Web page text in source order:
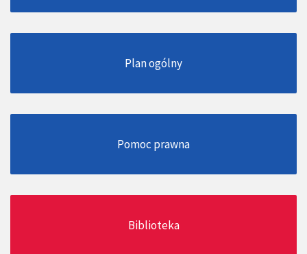
Plan ogólny
Pomoc prawna
Biblioteka